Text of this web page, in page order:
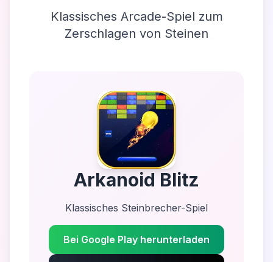
Klassisches Arcade-Spiel zum
Zerschlagen von Steinen
Arkanoid Blitz
Klassisches Steinbrecher-Spiel
Bei Google Play herunterladen